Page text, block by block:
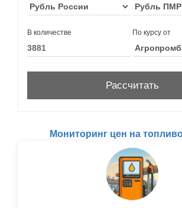
В количестве По курсу от
Мониторинг цен на